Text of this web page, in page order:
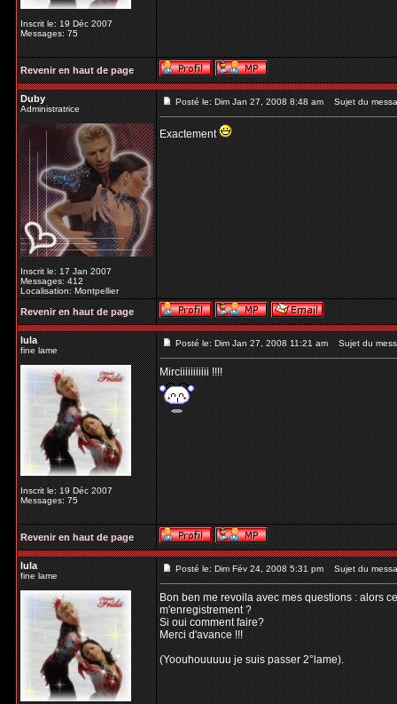
Inscrit le: 19 Déc 2007
Messages: 75
Revenir en haut de page
Duby
Administratrice
Inscrit le: 17 Jan 2007
Messages: 412
Localisation: Montpellier
Posté le: Dim Jan 27, 2008 8:48 am Sujet du
Exactement
Revenir en haut de page
lula
fine lame
Inscrit le: 19 Déc 2007
Messages: 75
Posté le: Dim Jan 27, 2008 11:21 am Sujet du
Mirciiiiiiiiiii !!!!
Revenir en haut de page
lula
fine lame
Posté le: Dim Fév 24, 2008 5:31 pm Sujet du
Bon ben me revoila avec mes questions : alors
m'enregistrement ?
Si oui comment faire?
Merci d'avance !!!
(Yoouhouuuuu je suis passer 2°lame).